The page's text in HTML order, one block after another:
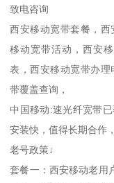
致电咨询
西安移动宽带套餐，
移动宽带活动，西安
表，西安移动宽带办
带覆盖查询，
中国移动:速光纤宽带
安装快，值得长期合作
老号政策↓
套餐一：西安移动老用